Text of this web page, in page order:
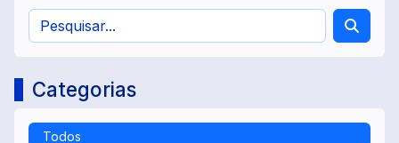
Categorias
Todos